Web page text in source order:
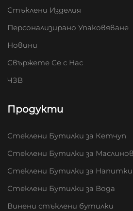
Стъклени Изделия
Персонализирано Упаковяване
Новини
Свържете Се с Нас
ЧЗВ
Продукти
Стеклени Бутилки за Кетчуп
Стеклени Бутилки за
Стеклени Бутилки за Напитки
Стеклени Бутилки за Вода
Винени стъклени бутилки